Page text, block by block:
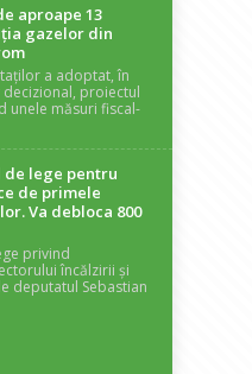
aproape 13
gazelor din
a adoptat, în
proiectul
unele măsuri fiscal-
de lege pentru
de primele
Va debloca 800
privind
încălzirii și
deputatul Sebastian